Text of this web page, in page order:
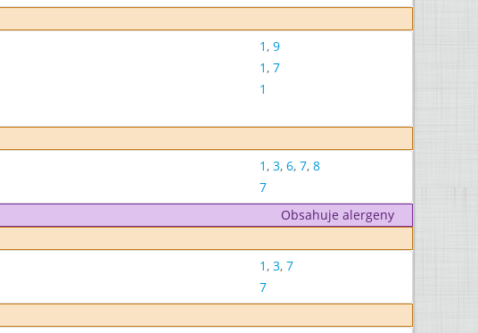
1, 9
1, 7
1
1, 3, 6, 7, 8
7
Obsahuje alergeny
1, 3, 7
7